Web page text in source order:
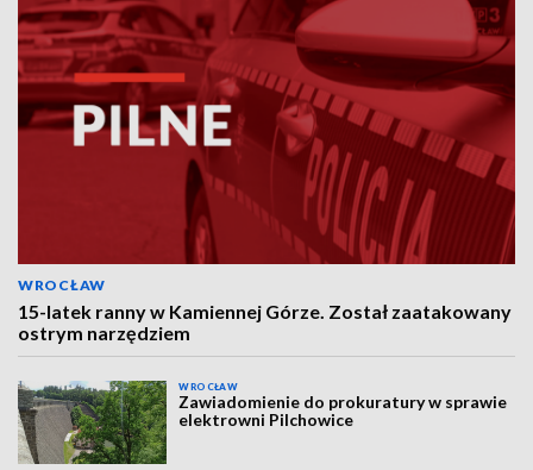
WROCŁAW
15-latek ranny w Kamiennej Górze. Został zaatakowany
ostrym narzędziem
WROCŁAW
Zawiadomienie do prokuratury w sprawie
elektrowni Pilchowice